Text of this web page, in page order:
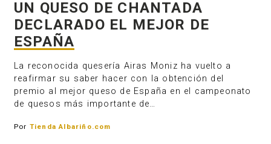
Anúnciate
UN QUESO DE CHANTADA
DECLARADO EL MEJOR DE
ESPAÑA
La reconocida quesería Airas Moniz ha vuelto a
reafirmar su saber hacer con la obtención del
premio al mejor queso de España en el campeonato
de quesos más importante de…
Por Tienda Albariño.com